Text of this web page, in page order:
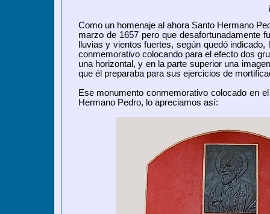
Como un homenaje al ahora Santo Hermano
marzo de 1657 pero que desafortunadamente
lluvias y vientos fuertes, según quedó
conmemorativo colocando para el efecto dos
una horizontal, y en la parte superior una
que él preparaba para sus ejercicios de
Ese monumento conmemorativo colocado en
Hermano Pedro, lo apreciamos así: